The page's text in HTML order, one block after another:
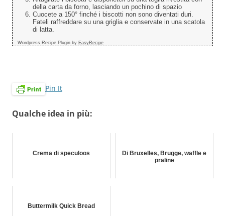
della carta da forno, lasciando un pochino di spazio
Cuocete a 150° finché i biscotti non sono diventati duri.
Fateli raffreddare su una griglia e conservate in una scatola
di latta.
Wordpress Recipe Plugin by EasyRecipe
Pin It
Qualche idea in più:
Crema di speculoos
Di Bruxelles, Brugge, waffle e
praline
Buttermilk Quick Bread